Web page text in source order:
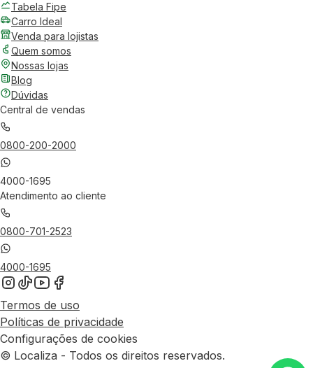
Tabela Fipe
Carro Ideal
Venda para lojistas
Quem somos
Nossas lojas
Blog
Dúvidas
Central de vendas
0800-200-2000
4000-1695
Atendimento ao cliente
0800-701-2523
4000-1695
Termos de uso
Políticas de privacidade
Configurações de cookies
© Localiza - Todos os direitos reservados.